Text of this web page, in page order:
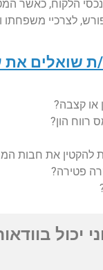
הלקוח, כאשר
לצרכיי משפחתו
שואלים
או קצבה?
הון?
להקטין את חבות
פטירה?
יכול